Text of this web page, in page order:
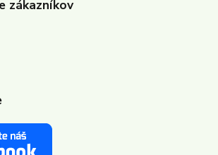
zákazníkov